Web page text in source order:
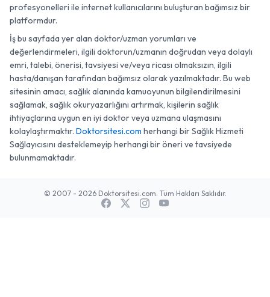
profesyonelleri ile internet kullanıcılarını buluşturan bağımsız bir
platformdur.
İş bu sayfada yer alan doktor/uzman yorumları ve
değerlendirmeleri, ilgili doktorun/uzmanın doğrudan veya dolaylı
emri, talebi, önerisi, tavsiyesi ve/veya ricası olmaksızın, ilgili
hasta/danışan tarafından bağımsız olarak yazılmaktadır. Bu web
sitesinin amacı, sağlık alanında kamuoyunun bilgilendirilmesini
sağlamak, sağlık okuryazarlığını artırmak, kişilerin sağlık
ihtiyaçlarına uygun en iyi doktor veya uzmana ulaşmasını
kolaylaştırmaktır. Doktorsitesi.com herhangi bir Sağlık Hizmeti
Sağlayıcısını desteklemeyip herhangi bir öneri ve tavsiyede
bulunmamaktadır.
© 2007 - 2026 Doktorsitesi.com. Tüm Hakları Saklıdır.